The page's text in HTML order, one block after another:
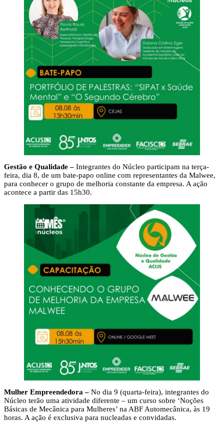
Gestão e Qualidade – Integrantes do Núcleo participam na terça-
feira, dia 8, de um bate-papo online com representantes da Malwee,
para conhecer o grupo de melhoria constante da empresa. A ação
acontece a partir das 15h30.
Mulher Empreendedora – No dia 9 (quarta-feira), integrantes do
Núcleo terão uma atividade diferente – um curso sobre ‘Noções
Básicas de Mecânica para Mulheres’ na ABF Automecânica, às 19
horas. A ação é exclusiva para nucleadas e convidadas.